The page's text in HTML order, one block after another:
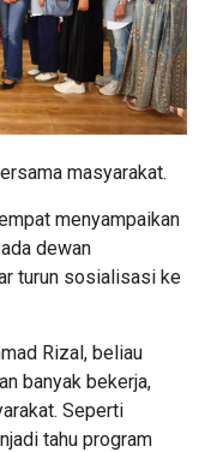
masyarakat.
menyampaikan
dewan
turun sosialisasi ke
Rizal, beliau
banyak bekerja,
Seperti
tahu program